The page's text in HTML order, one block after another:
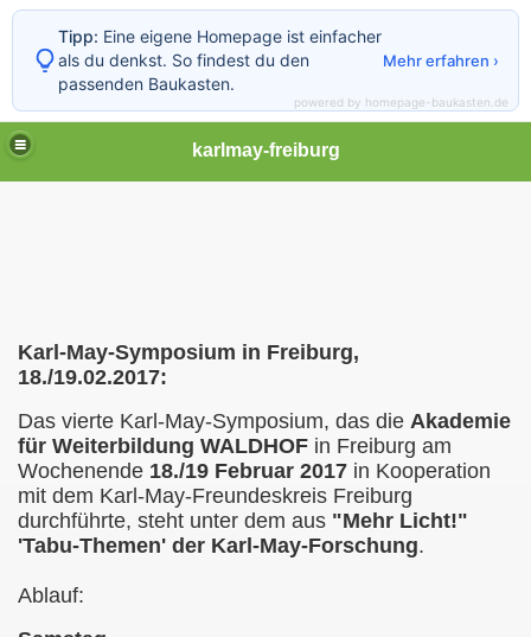
karlmay-freiburg
Karl-May-Symposium in Freiburg,
18./19.02.2017:
Das vierte Karl-May-Symposium, das die Akademie
für Weiterbildung WALDHOF in Freiburg am
Wochenende 18./19 Februar 2017 in Kooperation
mit dem Karl-May-Freundeskreis Freiburg
durchführte, steht unter dem aus "Mehr Licht!"
'Tabu-Themen' der Karl-May-Forschung.
Ablauf:
die "Lesbarkeit der Welt"
2014
Tipp: Eine eigene Homepage ist einfacher
als du denkst. So findest du den
passenden Baukasten.
Mehr erfahren ›
powered by homepage-baukasten.de